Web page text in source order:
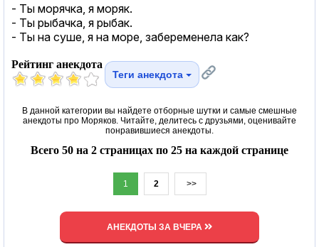
- Ты морячка, я моряк.
- Ты рыбачка, я рыбак.
- Ты на суше, я на море, забеременела как?
Рейтинг анекдота
Теги анекдота
В данной категории вы найдете отборные шутки и самые смешные
анекдоты про Моряков. Читайте, делитесь с друзьями, оценивайте
понравившиеся анекдоты.
Всего 50 на 2 страницах по 25 на каждой странице
1 2 >>
АНЕКДОТЫ ЗА ВЧЕРА